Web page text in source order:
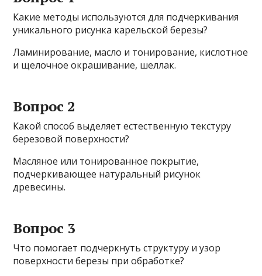
Какие методы используются для подчеркивания
уникального рисунка карельской березы?
Ламинирование, масло и тонирование, кислотное
и щелочное окрашивание, шеллак.
Вопрос 2
Какой способ выделяет естественную текстуру
березовой поверхности?
Масляное или тонированное покрытие,
подчеркивающее натуральный рисунок
древесины.
Вопрос 3
Что помогает подчеркнуть структуру и узор
поверхности березы при обработке?